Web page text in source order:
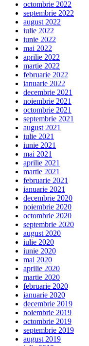
octombrie 2022
septembrie 2022
august 2022
iulie 2022
iunie 2022
mai 2022
aprilie 2022
martie 2022
februarie 2022
ianuarie 2022
decembrie 2021
noiembrie 2021
octombrie 2021
septembrie 2021
august 2021
iulie 2021
iunie 2021
mai 2021
aprilie 2021
martie 2021
februarie 2021
ianuarie 2021
decembrie 2020
noiembrie 2020
octombrie 2020
septembrie 2020
august 2020
iulie 2020
iunie 2020
mai 2020
aprilie 2020
martie 2020
februarie 2020
ianuarie 2020
decembrie 2019
noiembrie 2019
octombrie 2019
septembrie 2019
august 2019